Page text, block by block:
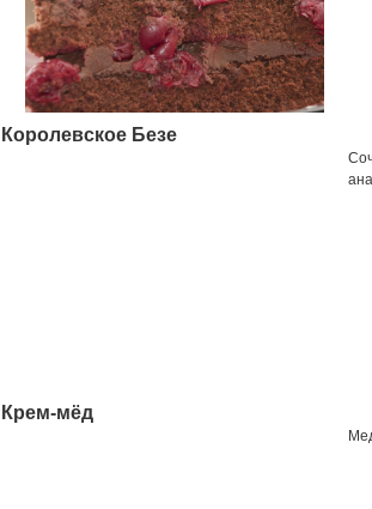
Королевское Безе
Крем-мёд